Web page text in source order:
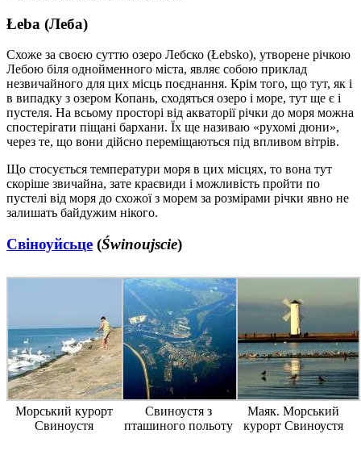
Łeba (Леба)
Схоже за своєю суттю озеро Лебско (Łebsko), утворене річкою
Лебою біля однойменного міста, являє собою приклад
незвичайного для цих місць поєднання. Крім того, що тут, як і
в випадку з озером Копань, сходяться озеро і море, тут ще є і
пустеля. На всьому просторі від акваторії річки до моря можна
спостерігати піщані бархани. Їх ще називаю «рухомі дюни»,
через те, що вони дійсно переміщаються під впливом вітрів.
Що стосується температури моря в цих місцях, то вона тут
скоріше звичайна, зате краєвиди і можливість пройти по
пустелі від моря до схожої з морем за розмірами річки явно не
залишать байдужим нікого.
Свіноуйсьце (Świnoujscie)
Морський курорт
Свиноустя
Свиноустя з
пташиного польоту
Маяк. Морський
курорт Свиноустя